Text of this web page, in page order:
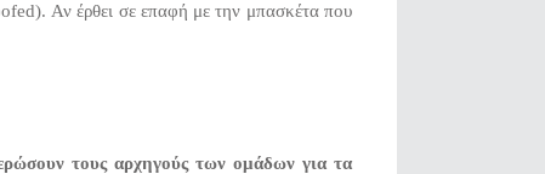
Αν έρθει σε επαφή με την μπασκέτα που
τους αρχηγούς των ομάδων για τα